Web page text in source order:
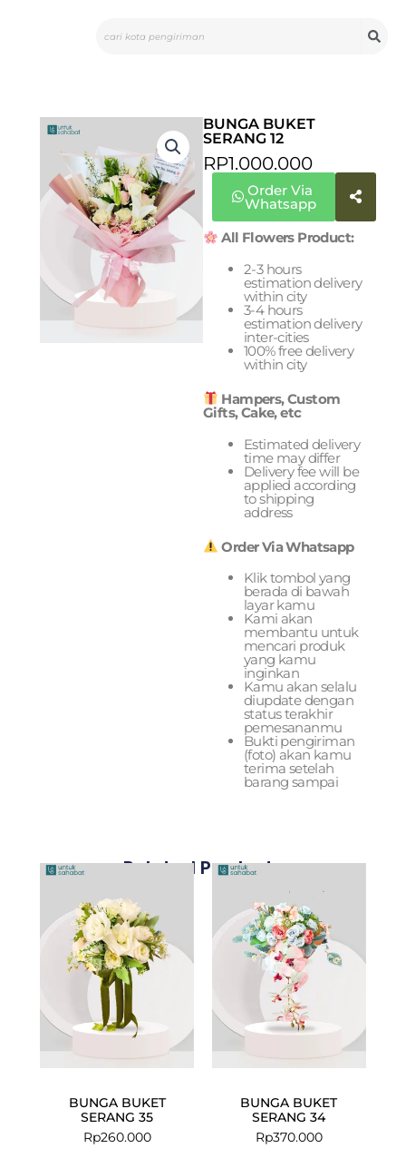
BUNGA BUKET
SERANG 12
RP1.000.000
Order Via
Whatsapp
All Flowers Product:
2-3 hours
estimation delivery
within city
3-4 hours
estimation delivery
inter-cities
100% free delivery
within city
Hampers, Custom
Gifts, Cake, etc
Estimated delivery
time may differ
Delivery fee will be
applied according
to shipping
address
Order Via Whatsapp
Klik tombol yang
berada di bawah
layar kamu
Kami akan
membantu untuk
mencari produk
yang kamu
inginkan
Kamu akan selalu
diupdate dengan
status terakhir
pemesananmu
Bukti pengiriman
(foto) akan kamu
terima setelah
barang sampai
Related Products
BUNGA BUKET
SERANG 35
Rp260.000
BUNGA BUKET
SERANG 34
Rp370.000